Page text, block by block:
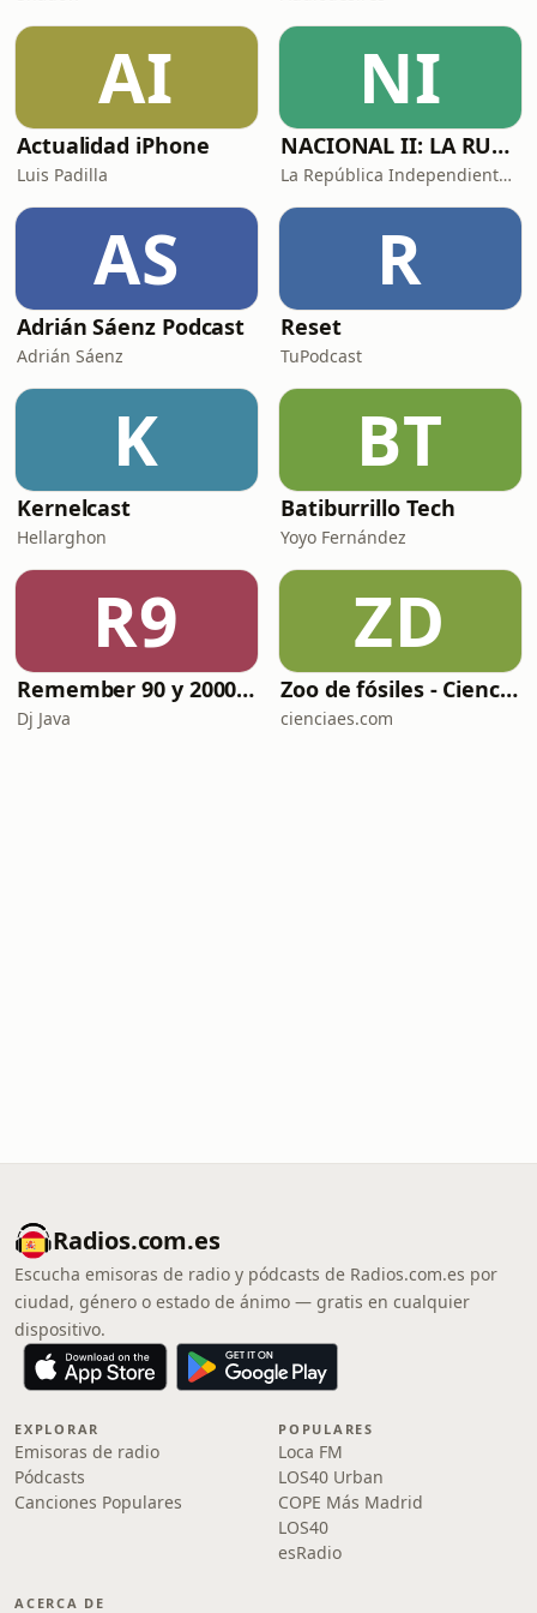
AI
Actualidad iPhone
Luis Padilla
NI
NACIONAL II: LA RUTA DEL EXILIO
La República Independiente de la Radio
AS
Adrián Sáenz Podcast
Adrián Sáenz
R
Reset
TuPodcast
K
Kernelcast
Hellarghon
BT
Batiburrillo Tech
Yoyo Fernández
R9
Remember 90 y 2000 en PLAY WITH ME by Dj Java
Dj Java
ZD
Zoo de fósiles - Cienciaes.com
cienciaes.com
Radios.com.es
Escucha emisoras de radio y pódcasts de Radios.com.es por
ciudad, género o estado de ánimo — gratis en cualquier
dispositivo.
EXPLORAR
Emisoras de radio
Pódcasts
Canciones Populares
POPULARES
Loca FM
LOS40 Urban
COPE Más Madrid
LOS40
esRadio
ACERCA DE